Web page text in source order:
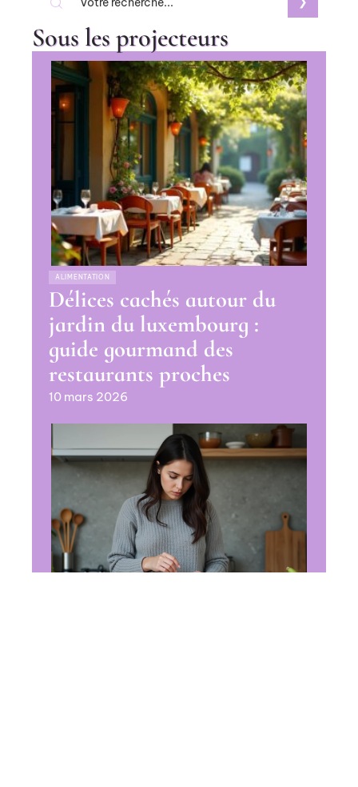
Sous les projecteurs
ALIMENTATION
Délices cachés autour du
jardin du luxembourg :
guide gourmand des
restaurants proches
10 mars 2026